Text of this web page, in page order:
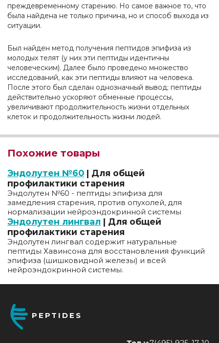
преждевременному старению. Но самое важное то, что
была найдена не только причина, но и способ выхода из
ситуации.
Был найден метод получения пептидов эпифиза из
молодых телят (у них эти пептиды идентичны
человеческим). Далее было проведено множество
исследований, как эти пептиды влияют на человека.
После этого был сделан однозначный вывод: пептиды
действительно ускоряют обменные процессы,
увеличивают продолжительность жизни отдельных
клеток и продолжительность жизни людей.
Похожие товары
Эндолутен №60 | Для общей
профилактики старения
Эндолутен №60 - пептиды эпифиза для
замедления старения, против опухолей, для
нормализации нейроэндокринной системы
Эндолутен лингвал | Для общей
профилактики старения
Эндолутен лингвал содержит натуральные
пептиды Хавинсона для восстановления функций
эпифиза (шишковидной железы) и всей
нейроэндокринной системы.
PEPTIDES